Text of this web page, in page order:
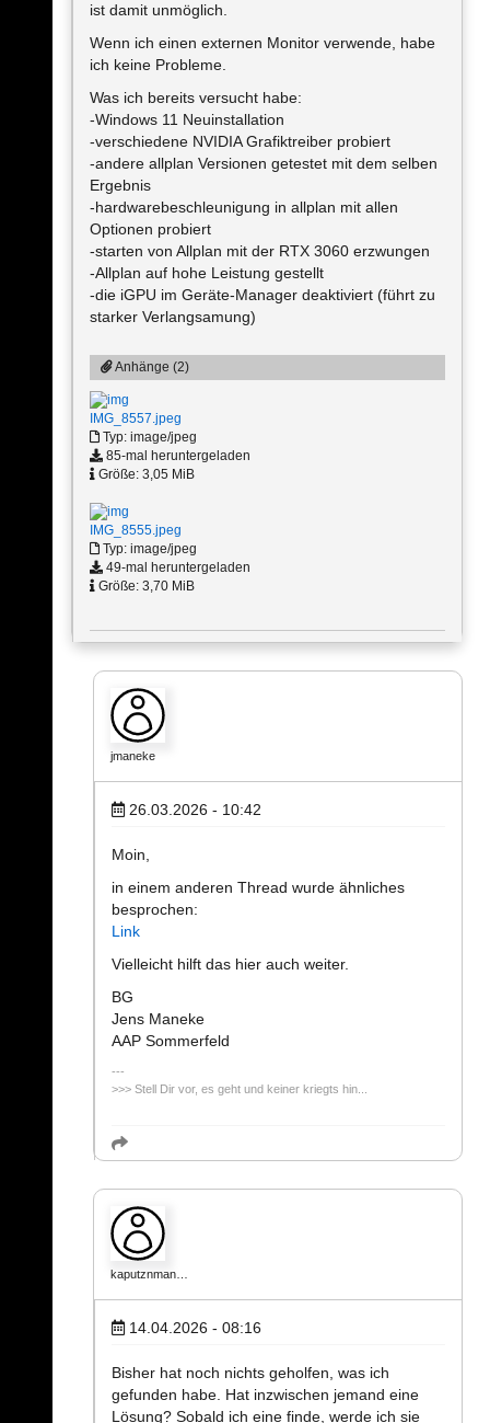
ist damit unmöglich.
Wenn ich einen externen Monitor verwende, habe
ich keine Probleme.
Was ich bereits versucht habe:
-Windows 11 Neuinstallation
-verschiedene NVIDIA Grafiktreiber probiert
-andere allplan Versionen getestet mit dem selben
Ergebnis
-hardwarebeschleunigung in allplan mit allen
Optionen probiert
-starten von Allplan mit der RTX 3060 erzwungen
-Allplan auf hohe Leistung gestellt
-die iGPU im Geräte-Manager deaktiviert (führt zu
starker Verlangsamung)
Anhänge (2)
IMG_8557.jpeg
Typ: image/jpeg
85-mal heruntergeladen
Größe: 3,05 MiB
IMG_8555.jpeg
Typ: image/jpeg
49-mal heruntergeladen
Größe: 3,70 MiB
jmaneke
26.03.2026 - 10:42
Moin,
in einem anderen Thread wurde ähnliches
besprochen:
Link
Vielleicht hilft das hier auch weiter.
BG
Jens Maneke
AAP Sommerfeld
>>> Stell Dir vor, es geht und keiner kriegts hin...
kaputznman…
14.04.2026 - 08:16
Bisher hat noch nichts geholfen, was ich
gefunden habe. Hat inzwischen jemand eine
Lösung? Sobald ich eine finde, werde ich sie